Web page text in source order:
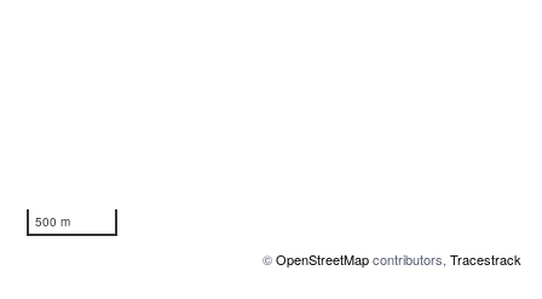
500 m
©OpenStreetMapcontributors, Tracestrack